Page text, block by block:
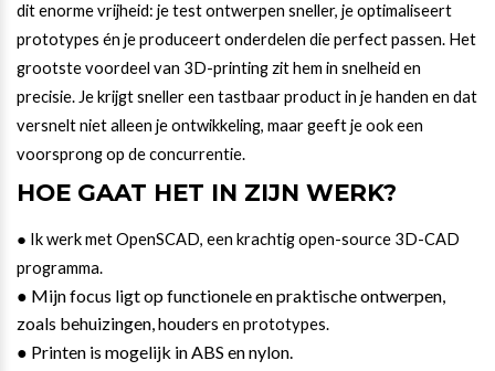
dit enorme vrijheid: je test ontwerpen sneller, je optimaliseert
prototypes én je produceert onderdelen die perfect passen. Het
grootste voordeel van 3D-printing zit hem in snelheid en
precisie. Je krijgt sneller een tastbaar product in je handen en dat
versnelt niet alleen je ontwikkeling, maar geeft je ook een
voorsprong op de concurrentie.
HOE GAAT HET IN ZIJN WERK?
● Ik werk met OpenSCAD, een krachtig open-source 3D-CAD
programma.
● Mijn focus ligt op functionele en praktische ontwerpen,
zoals behuizingen, houders en prototypes.
● Printen is mogelijk in ABS en nylon.